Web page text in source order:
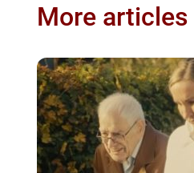
More articles